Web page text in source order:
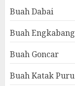
Buah Dabai
Buah Engkabang
Buah Goncar
Buah Katak Puru